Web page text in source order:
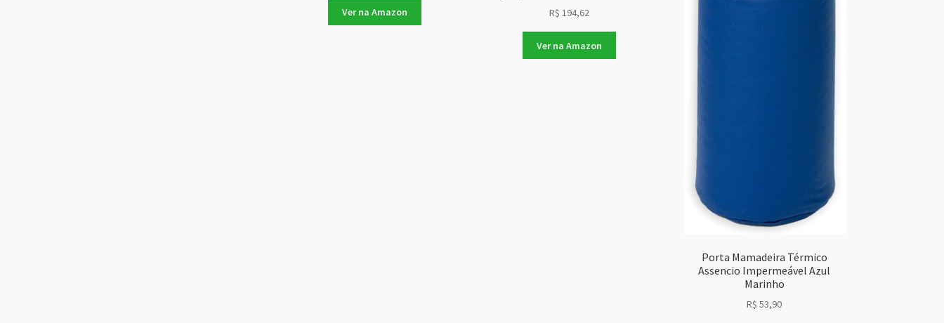
Ver na Amazon R$ 194,62
Ver na Amazon
Porta Mamadeira Térmico
Assencio Impermeável Azul
Marinho
R$ 53,90